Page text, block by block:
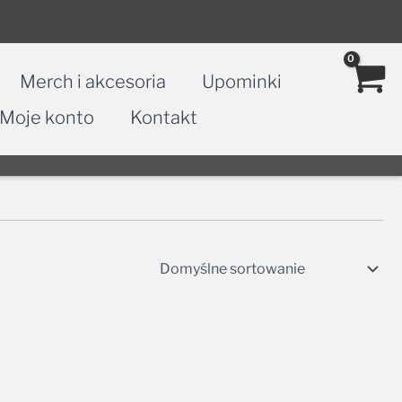
Merch i akcesoria
Upominki
Moje konto Kontakt